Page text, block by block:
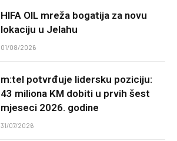
HIFA OIL mreža bogatija za novu
lokaciju u Jelahu
01/08/2026
m:tel potvrđuje lidersku poziciju:
43 miliona KM dobiti u prvih šest
mjeseci 2026. godine
31/07/2026